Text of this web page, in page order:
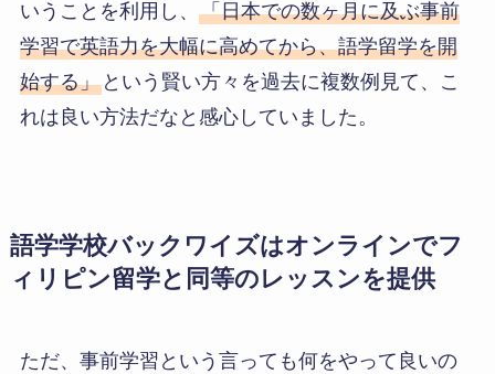
いうことを利用し、 「日本での数ヶ月に及ぶ事前
学習で英語力を大幅に高めてから、語学留学を開
始する」という賢い方々を過去に複数例見て、こ
れは良い方法だなと感心していました。
語学学校バックワイズはオンラインでフ
ィリピン留学と同等のレッスンを提供
ただ、事前学習という言っても何をやって良いの